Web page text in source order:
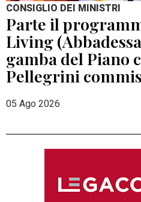
CONSIGLIO DEI MINISTRI
Parte il
Living
gamba del Piano
Pellegrini
05 Ago 2026